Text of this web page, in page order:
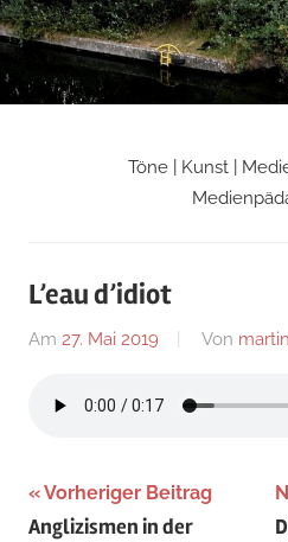
Zum
Inhalt
springen
Martin
Blog
Töne | Kunst |
L’eau d’idiot
Am 27. Mai 2019 Von
Vorheriger Beitrag
Anglizismen in der